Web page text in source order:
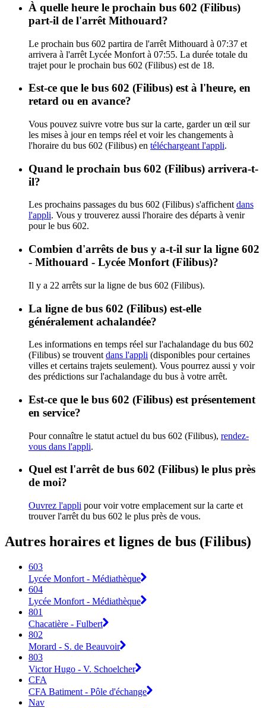
À quelle heure le prochain bus 602 (Filibus)
part-il de l'arrêt Mithouard?
Le prochain bus 602 partira de l'arrêt Mithouard à 07:37 et
arrivera à l'arrêt Lycée Monfort à 07:55. La durée totale du
trajet pour le prochain bus 602 (Filibus) est de 18.
Est-ce que le bus 602 (Filibus) est à l'heure, en
retard ou en avance?
Vous pouvez suivre votre bus sur la carte, garder un œil sur
les mises à jour en temps réel et voir les changements à
l'horaire du bus 602 (Filibus) en téléchargeant l'appli.
Quand le prochain bus 602 (Filibus) arrivera-t-
il?
Les prochains passages du bus 602 (Filibus) s'affichent dans
l'appli. Vous y trouverez aussi l'horaire des départs à venir
pour le bus 602.
Combien d'arrêts de bus y a-t-il sur la ligne 602
- Mithouard - Lycée Monfort (Filibus)?
Il y a 22 arrêts sur la ligne de bus 602 (Filibus).
La ligne de bus 602 (Filibus) est-elle
généralement achalandée?
Les informations en temps réel sur l'achalandage du bus 602
(Filibus) se trouvent dans l'appli (disponibles pour certaines
villes et certains trajets seulement). Vous pourrez aussi y voir
des prédictions sur l'achalandage du bus à votre arrêt.
Est-ce que le bus 602 (Filibus) est présentement
en service?
Pour connaître le statut actuel du bus 602 (Filibus), rendez-
vous dans l'appli.
Quel est l'arrêt de bus 602 (Filibus) le plus près
de moi?
Ouvrez l'appli pour voir votre emplacement sur la carte et
trouver l'arrêt du bus 602 le plus près de vous.
Autres horaires et lignes de bus (Filibus)
603
Lycée Monfort - Médiathèque
604
Lycée Monfort - Médiathèque
801
Chacatière - Fulbert
802
Morard - S. de Beauvoir
803
Victor Hugo - V. Schoelcher
CFA
CFA Batiment - Pôle d'échange
Nav